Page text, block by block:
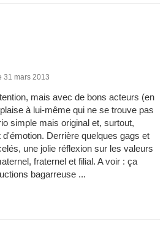
31 mars 2013
mais avec de bons acteurs (en
à lui-même qui ne se trouve pas
simple mais original et, surtout,
Derrière quelques gags et
une jolie réflexion sur les valeurs
fraternel et filial. A voir : ça
bagarreuse ...